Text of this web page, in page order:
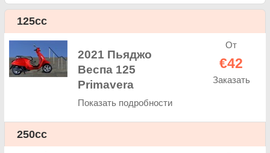
125cc
2021 Пьяджо
Веспа 125
Primavera
Показать подробности
От
€42
Заказать
250cc